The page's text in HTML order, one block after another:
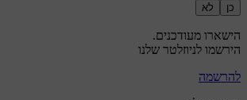
כן לא